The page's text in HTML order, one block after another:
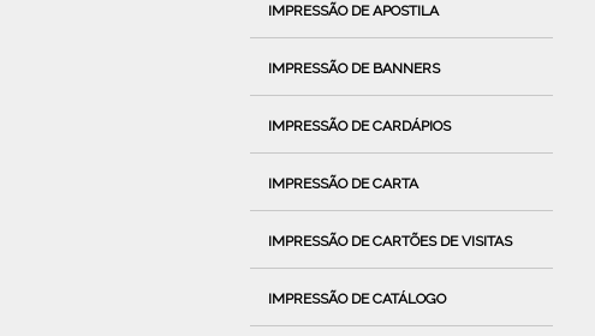
IMPRESSÃO DE APOSTILA
IMPRESSÃO DE BANNERS
IMPRESSÃO DE CARDÁPIOS
IMPRESSÃO DE CARTA
IMPRESSÃO DE CARTÕES DE VISITAS
IMPRESSÃO DE CATÁLOGO